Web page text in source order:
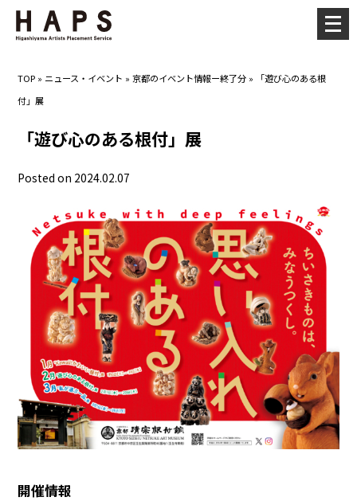
TOP » ニュース・イベント »京都のイベント情報ー終了分 »
「遊び心のある根
付」展
「遊び心のある根付」展
Posted on 2024.02.07
開催情報
メ
ニ
ー